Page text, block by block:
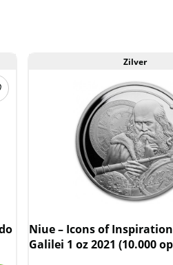
Zilver
Niue – Icons of
Galilei 1 oz 2021 (10.000